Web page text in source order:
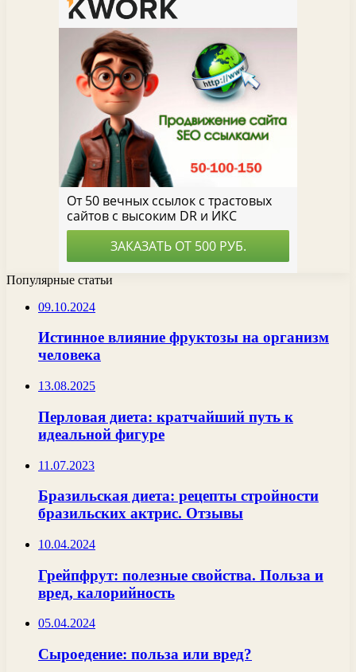
Популярные статьи
09.10.2024
Истинное влияние фруктозы на организм
человека
13.08.2025
Перловая диета: кратчайший путь к
идеальной фигуре
11.07.2023
Бразильская диета: рецепты стройности
бразильских актрис. Отзывы
10.04.2024
Грейпфрут: полезные свойства. Польза и
вред, калорийность
05.04.2024
Сыроедение: польза или вред?